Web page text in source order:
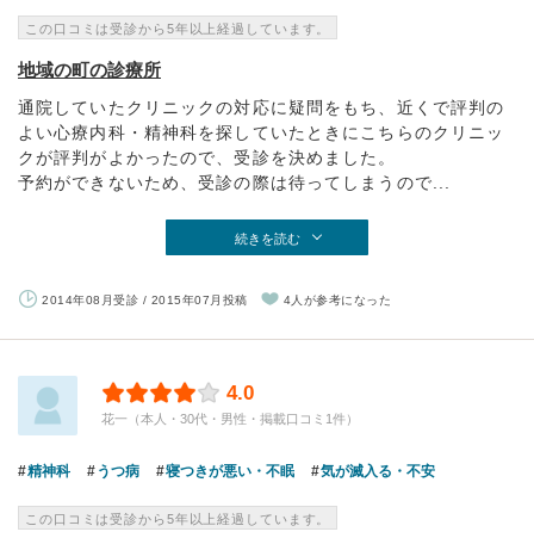
この口コミは受診から5年以上経過しています。
地域の町の診療所
通院していたクリニックの対応に疑問をもち、近くで評判の
よい心療内科・精神科を探していたときにこちらのクリニッ
クが評判がよかったので、受診を決めました。
予約ができないため、受診の際は待ってしまうので...
続きを読む
2014年08月受診 / 2015年07月投稿 4人が参考になった
4.0
花一（本人・30代・男性・掲載口コミ1件）
精神科 うつ病 寝つきが悪い・不眠 気が滅入る・不安
この口コミは受診から5年以上経過しています。